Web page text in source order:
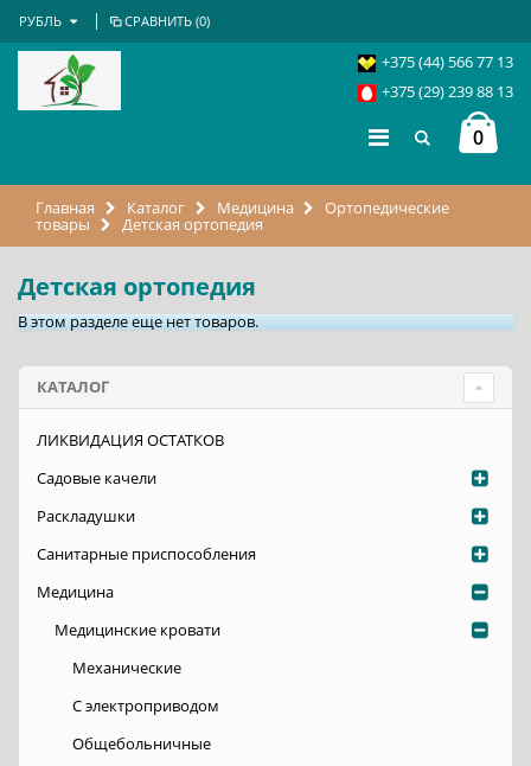
РУБЛЬ СРАВНИТЬ (0)
+375 (44) 566 77 13
+375 (29) 239 88 13
0
Главная Каталог Медицина Ортопедические
товары Детская ортопедия
Детская ортопедия
В этом разделе еще нет товаров.
КАТАЛОГ
ЛИКВИДАЦИЯ ОСТАТКОВ
Садовые качели
Раскладушки
Санитарные приспособления
Медицина
Медицинские кровати
Механические
С электроприводом
Общебольничные